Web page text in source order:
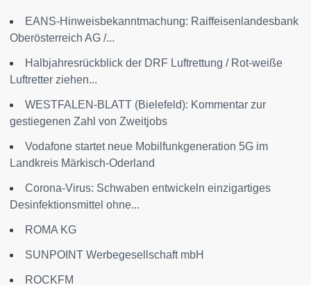
EANS-Hinweisbekanntmachung: Raiffeisenlandesbank
Oberösterreich AG /...
Halbjahresrückblick der DRF Luftrettung / Rot-weiße
Luftretter ziehen...
WESTFALEN-BLATT (Bielefeld): Kommentar zur
gestiegenen Zahl von Zweitjobs
Vodafone startet neue Mobilfunkgeneration 5G im
Landkreis Märkisch-Oderland
Corona-Virus: Schwaben entwickeln einzigartiges
Desinfektionsmittel ohne...
ROMA KG
SUNPOINT Werbegesellschaft mbH
ROCKFM